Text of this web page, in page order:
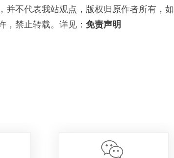
并不代表我站观点，版权归原作者所有，如
，禁止转载。详见： 免责声明